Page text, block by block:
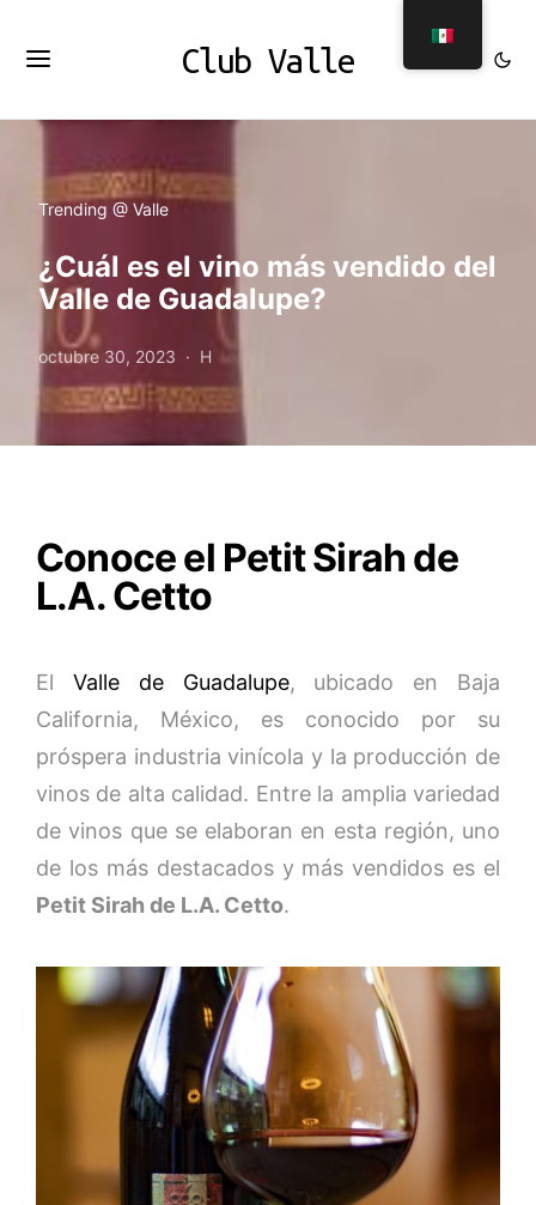
Club Valle
Trending @ Valle
¿Cuál es el vino más vendido del
Valle de Guadalupe?
octubre 30, 2023 H
Conoce el Petit Sirah de
L.A. Cetto
El Valle de Guadalupe, ubicado en Baja
California, México, es conocido por su
próspera industria vinícola y la producción de
vinos de alta calidad. Entre la amplia variedad
de vinos que se elaboran en esta región, uno
de los más destacados y más vendidos es el
Petit Sirah de L.A. Cetto.